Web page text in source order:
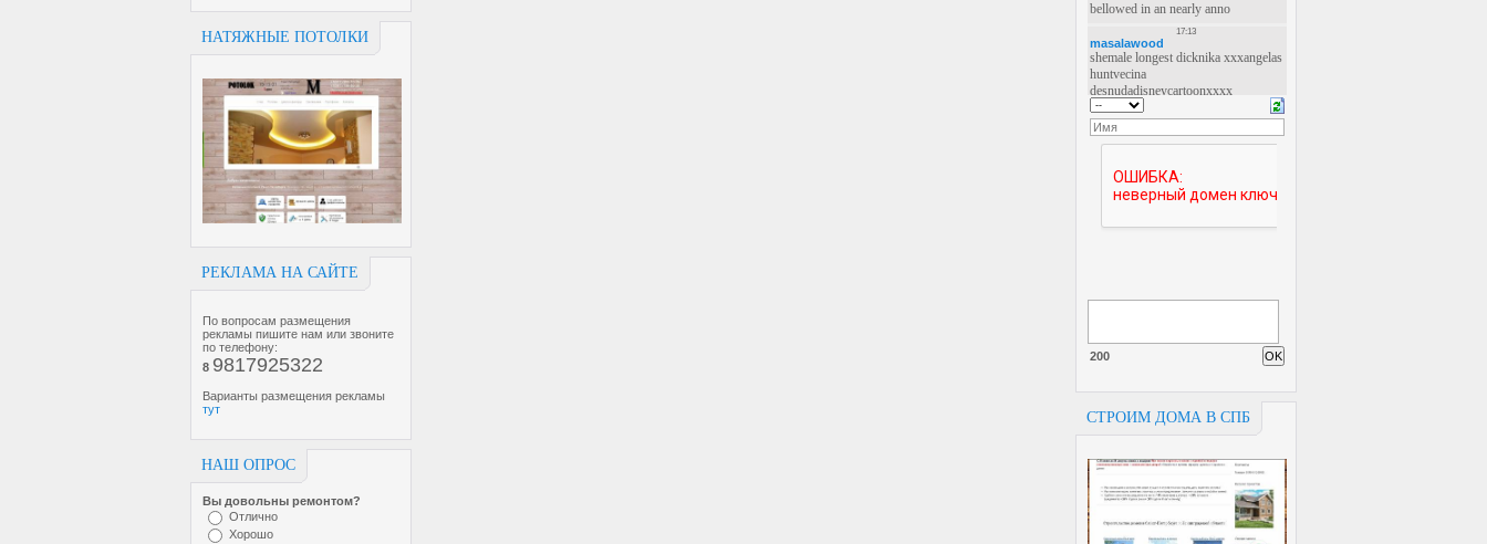
НАТЯЖНЫЕ ПОТОЛКИ
РЕКЛАМА НА САЙТЕ
По вопросам размещения
рекламы пишите нам или звоните
по телефону:
8 9817925322
Варианты размещения рекламы
тут
НАШ ОПРОС
Вы довольны ремонтом?
Отлично
Хорошо
200
СТРОИМ ДОМА В СПБ